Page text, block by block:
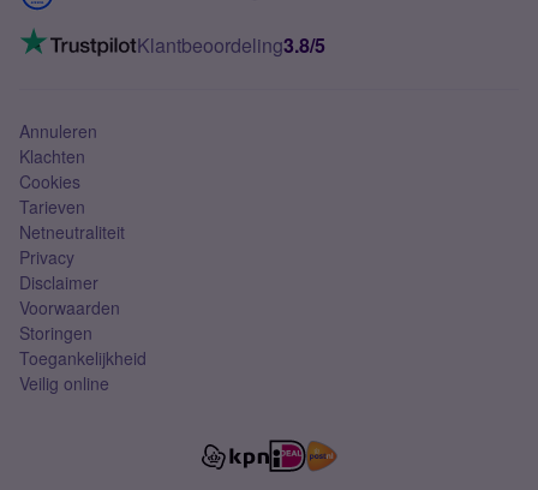
Mobiel internet
Mobiel abonnement
VoLTE 4G bellenKlantbeoordeling3.8/5
Annuleren
Klachten
Cookies
Tarieven
Netneutraliteit
Privacy
Disclaimer
Voorwaarden
Storingen
Toegankelijkheid
Veilig online